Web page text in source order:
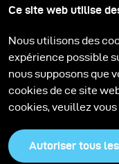
Contactez-nous
Support
Media Center
Ce site web utilise
Nous utilisons des
expérience possible
nous supposons que
cookies de ce site
cookies, veuillez
Autoriser tous